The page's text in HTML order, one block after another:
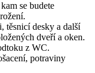
se budete
těsnicí desky a další
dveří a oken.
z WC.
potraviny